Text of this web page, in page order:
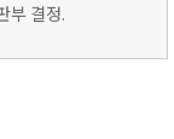
부 결정.